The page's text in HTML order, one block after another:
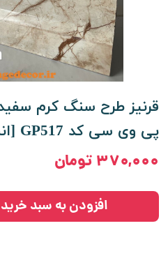
پی وی سی کد GP517 [انبار تهران]
۳۷۰,۰۰۰ تومان
افزودن به سبد خرید